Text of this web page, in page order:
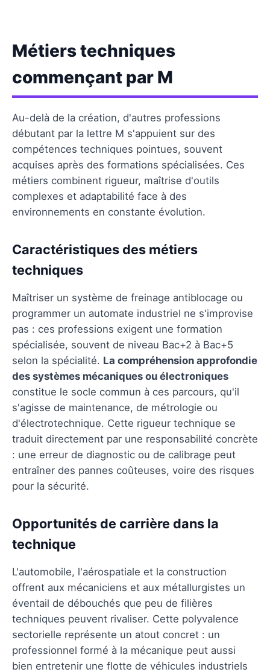
Métiers techniques
commençant par M
Au-delà de la création, d'autres professions
débutant par la lettre M s'appuient sur des
compétences techniques pointues, souvent
acquises après des formations spécialisées. Ces
métiers combinent rigueur, maîtrise d'outils
complexes et adaptabilité face à des
environnements en constante évolution.
Caractéristiques des métiers
techniques
Maîtriser un système de freinage antiblocage ou
programmer un automate industriel ne s'improvise
pas : ces professions exigent une formation
spécialisée, souvent de niveau Bac+2 à Bac+5
selon la spécialité. La compréhension approfondie
des systèmes mécaniques ou électroniques
constitue le socle commun à ces parcours, qu'il
s'agisse de maintenance, de métrologie ou
d'électrotechnique. Cette rigueur technique se
traduit directement par une responsabilité concrète
: une erreur de diagnostic ou de calibrage peut
entraîner des pannes coûteuses, voire des risques
pour la sécurité.
Opportunités de carrière dans la
technique
L'automobile, l'aérospatiale et la construction
offrent aux mécaniciens et aux métallurgistes un
éventail de débouchés que peu de filières
techniques peuvent rivaliser. Cette polyvalence
sectorielle représente un atout concret : un
professionnel formé à la mécanique peut aussi
bien entretenir une flotte de véhicules industriels